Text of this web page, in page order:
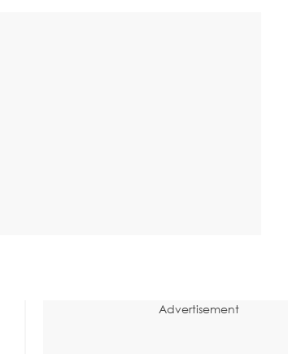
Advertisement